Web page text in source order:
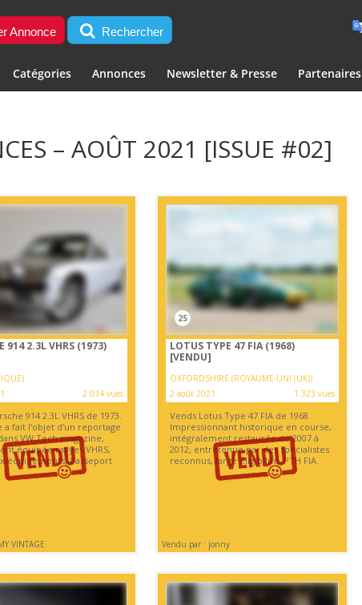
Annonce Rechercher
Catégories Annonces Newsletter & Presse Partenaires
– AOÛT 2021 [ISSUE #02]
914 2.3L VHRS (1973)
2 034 vues
914 2.3L VHRS de 1973.
a fait l'objet d'un reportage
VW Tech magazine,
équipée rallyes VHRS,
équipements, Passeport
VINTAGE
25
LOTUS TYPE 47 FIA (1968)
[VENDU]
OXFORDSHIRE (ROYAUME-UNI (UK))
2 août 2021
1 323 vues
Vends Lotus Type 47 FIA de 1968.
Impressionnant historique en course,
intégralement restaurée de 2007 à
2012, entretenue par des spécialistes
reconnus, large éligibilité, PTH FIA.
Vendu par : jonny